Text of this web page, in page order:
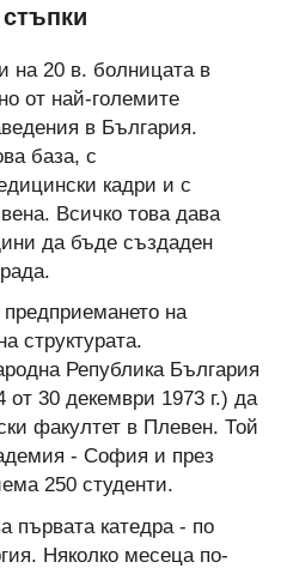
на 20 в. болницата в
от най-големите
в България.
база, с
кадри и с
Всичко това дава
да бъде създаден
на
структурата.
Република България
30 декември 1973 г.) да
факултет в Плевен. Той
- София и през
250 студенти.
първата катедра - по
Няколко месеца по-